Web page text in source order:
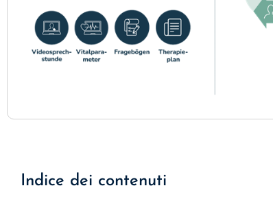
Indice dei contenuti